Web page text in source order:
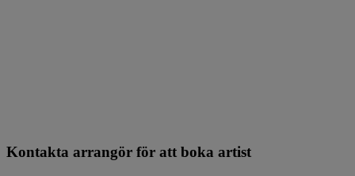
Kontakta arrangör för att boka artist